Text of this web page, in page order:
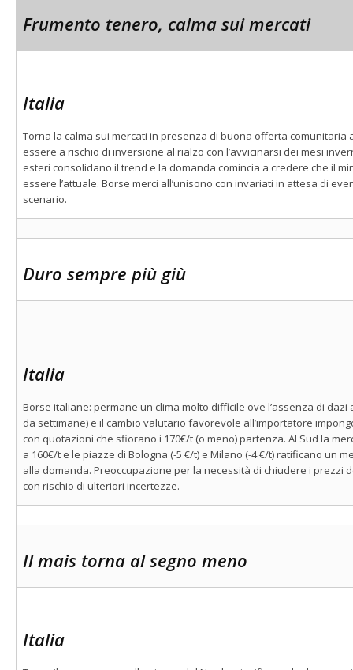
Frumento tenero, calma sui mercati
Italia
Torna la calma sui mercati in presenza di buona offerta comunitaria
essere a rischio di inversione al rialzo con l’avvicinarsi dei mesi
esteri consolidano il trend e la domanda comincia a credere che il
essere l’attuale. Borse merci all’unisono con invariati in attesa di
scenario.
Duro sempre più giù
Italia
Borse italiane: permane un clima molto difficile ove l’assenza di dazi
da settimane) e il cambio valutario favorevole all’importatore
con quotazioni che sfiorano i 170€/t (o meno) partenza. Al Sud la
a 160€/t e le piazze di Bologna (-5 €/t) e Milano (-4 €/t) ratificano un
alla domanda. Preoccupazione per la necessità di chiudere i prezzi
con rischio di ulteriori incertezze.
Il mais torna al segno meno
Italia